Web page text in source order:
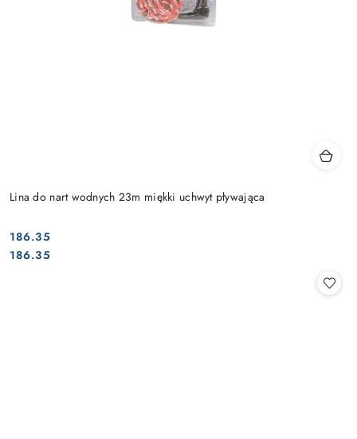
Lina do nart wodnych 23m miękki uchwyt pływająca
Cena:
186.35
Cena:
186.35